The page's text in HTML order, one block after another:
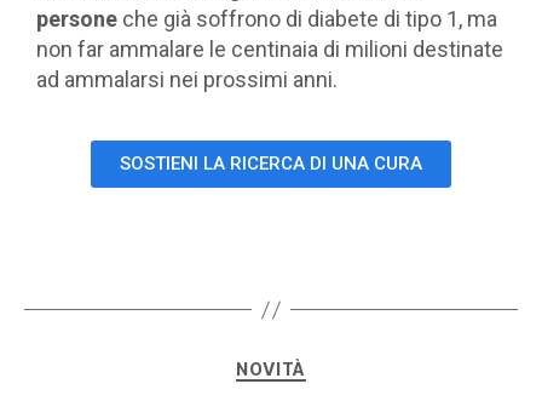
persone che già soffrono di diabete di tipo 1, ma
non far ammalare le centinaia di milioni destinate
ad ammalarsi nei prossimi anni.
SOSTIENI LA RICERCA DI UNA CURA
NOVITÀ